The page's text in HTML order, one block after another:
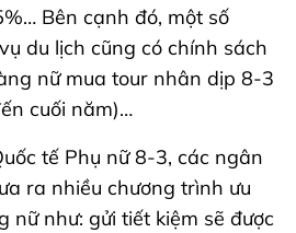
Bên cạnh đó, một số
du lịch cũng có chính sách
nữ mua tour nhân dịp 8-3
cuối năm)…
tế Phụ nữ 8-3, các ngân
ra nhiều chương trình ưu
nữ như: gửi tiết kiệm sẽ được